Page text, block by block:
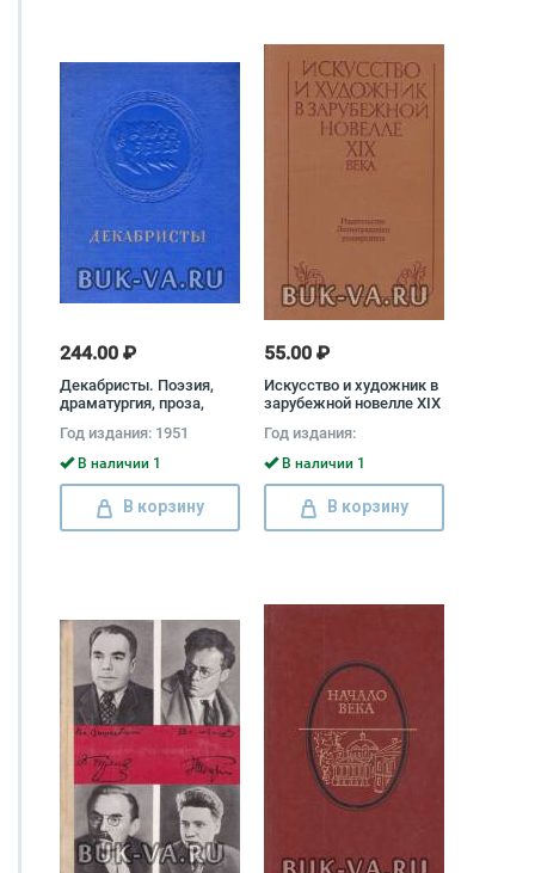
244.00 ₽
Декабристы. Поэзия,
драматургия, проза,
литературная критика
Год издания: 1951
В наличии 1
В корзину
55.00 ₽
Искусство и художник в
зарубежной новелле XIX
Год издания:
В наличии 1
В корзину